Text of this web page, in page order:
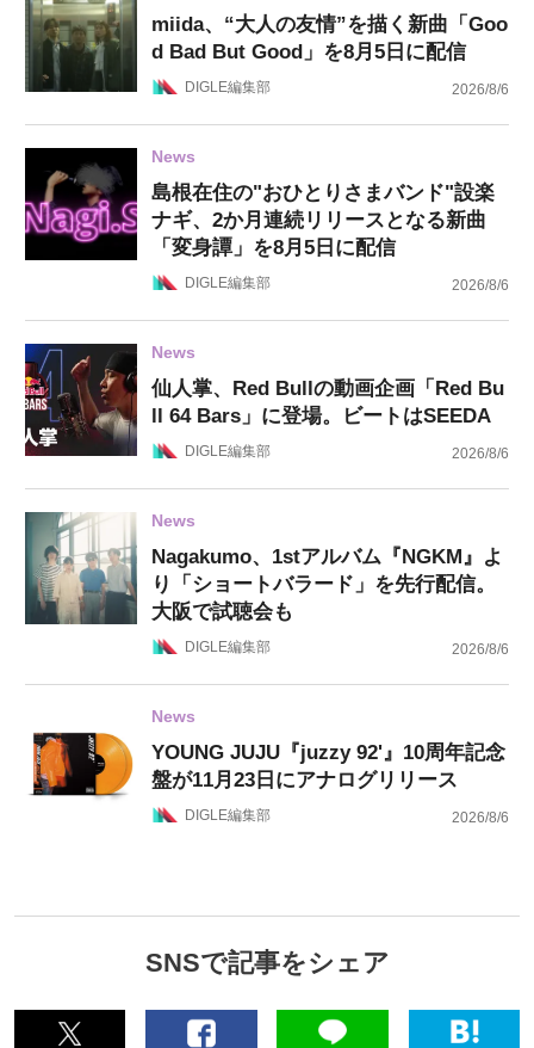
miida、“大人の友情”を描く新曲「Goo
d Bad But Good」を8月5日に配信
DIGLE編集部 2026/8/6
News
島根在住の"おひとりさまバンド"設楽
ナギ、2か月連続リリースとなる新曲
「変身譚」を8月5日に配信
DIGLE編集部 2026/8/6
News
仙人掌、Red Bullの動画企画「Red Bu
ll 64 Bars」に登場。ビートはSEEDA
DIGLE編集部 2026/8/6
News
Nagakumo、1stアルバム『NGKM』よ
り「ショートバラード」を先行配信。
大阪で試聴会も
DIGLE編集部 2026/8/6
News
YOUNG JUJU『juzzy 92'』10周年記念
盤が11月23日にアナログリリース
DIGLE編集部 2026/8/6
SNSで記事をシェア